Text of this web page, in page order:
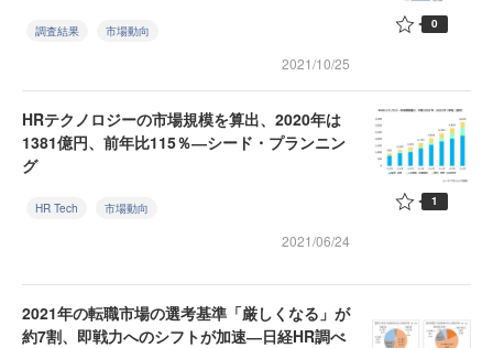
調査結果 市場動向
2021/10/25
0
HRテクノロジーの市場規模を算出、2020年は
1381億円、前年比115％―シード・プランニン
グ
HR Tech 市場動向
2021/06/24
1
2021年の転職市場の選考基準「厳しくなる」が
約7割、即戦力へのシフトが加速―日経HR調べ